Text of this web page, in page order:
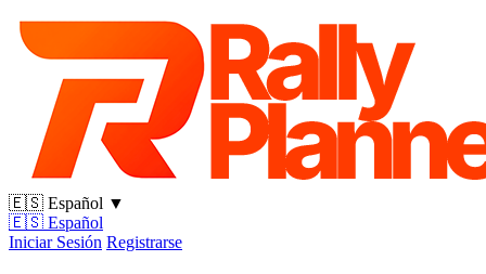
🇪🇸 Español ▼
🇪🇸 Español
Iniciar Sesión Registrarse